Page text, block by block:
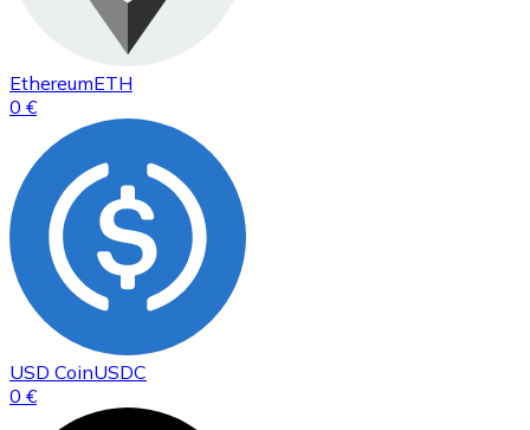
EthereumETH
0 €
USD CoinUSDC
0 €